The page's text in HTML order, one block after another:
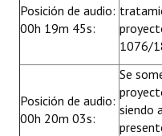
Posición de audio:
00h 19m 45s:
1076/
Posición de audio:
00h 20m 03s:
Se
siendo